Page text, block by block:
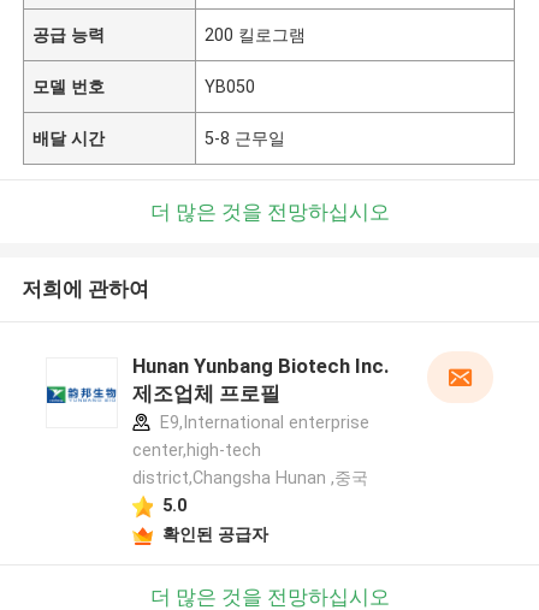
공급 능력 200 킬로그램
모델 번호 YB050
배달 시간 5-8 근무일
더 많은 것을 전망하십시오
저희에 관하여
Hunan Yunbang Biotech Inc.
제조업체 프로필
E9,International enterprise
center,high-tech
district,Changsha Hunan ,중국
5.0
확인된 공급자
더 많은 것을 전망하십시오